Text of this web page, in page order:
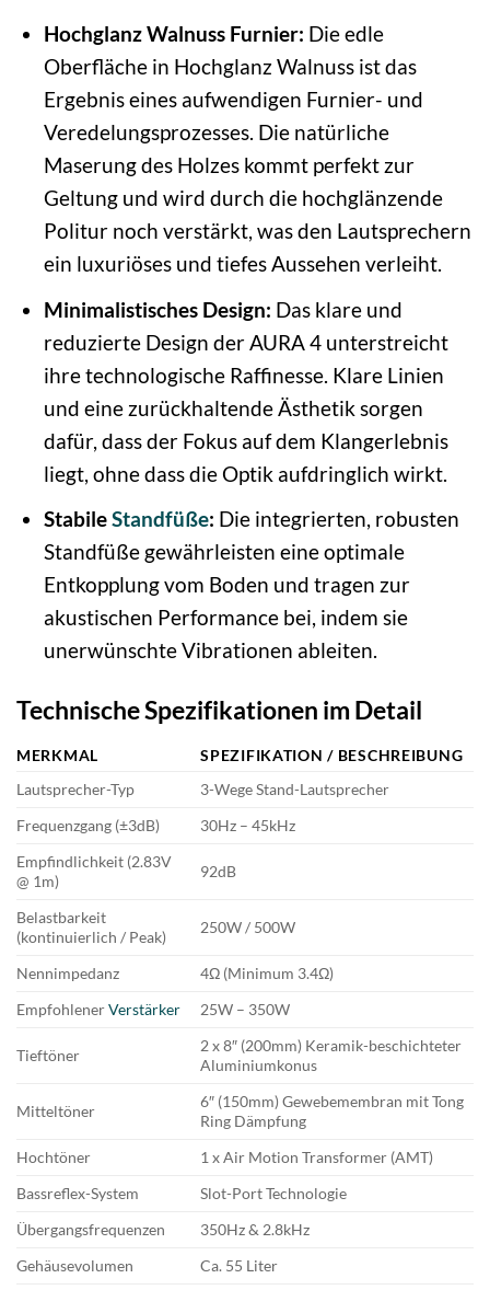
Hochglanz Walnuss Furnier: Die edle
Oberfläche in Hochglanz Walnuss ist das
Ergebnis eines aufwendigen Furnier- und
Veredelungsprozesses. Die natürliche
Maserung des Holzes kommt perfekt zur
Geltung und wird durch die hochglänzende
Politur noch verstärkt, was den Lautsprechern
ein luxuriöses und tiefes Aussehen verleiht.
Minimalistisches Design: Das klare und
reduzierte Design der AURA 4 unterstreicht
ihre technologische Raffinesse. Klare Linien
und eine zurückhaltende Ästhetik sorgen
dafür, dass der Fokus auf dem Klangerlebnis
liegt, ohne dass die Optik aufdringlich wirkt.
StabileStandfüße: Die integrierten, robusten
Standfüße gewährleisten eine optimale
Entkopplung vom Boden und tragen zur
akustischen Performance bei, indem sie
unerwünschte Vibrationen ableiten.
Technische Spezifikationen im Detail
MERKMAL
SPEZIFIKATION / BESCHREIBUNG
Lautsprecher-Typ
3-Wege Stand-Lautsprecher
Frequenzgang (±3dB)
30Hz – 45kHz
Empfindlichkeit (2.83V
@ 1m)
92dB
Belastbarkeit
(kontinuierlich / Peak)
250W / 500W
Nennimpedanz
4Ω (Minimum 3.4Ω)
EmpfohlenerVerstärker 25W – 350W
Tieftöner
2 x 8″ (200mm) Keramik-beschichteter
Aluminiumkonus
Mitteltöner
6″ (150mm) Gewebemembran mit Tong
Ring Dämpfung
Hochtöner
1 x Air Motion Transformer (AMT)
Bassreflex-System
Slot-Port Technologie
Übergangsfrequenzen
350Hz & 2.8kHz
Gehäusevolumen
Ca. 55 Liter